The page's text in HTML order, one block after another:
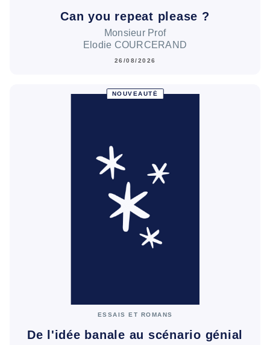
Can you repeat please ?
Monsieur Prof
Elodie COURCERAND
26/08/2026
NOUVEAUTÉ
ESSAIS ET ROMANS
De l'idée banale au scénario génial